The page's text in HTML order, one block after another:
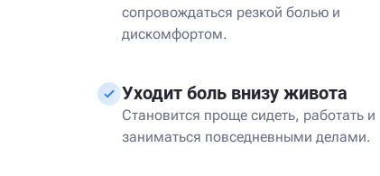
сопровождаться резкой болью и
дискомфортом.
Уходит боль внизу живота
Становится проще сидеть, работать и
заниматься повседневными делами.